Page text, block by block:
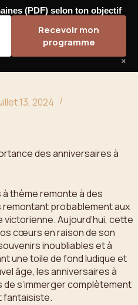
13, 2024
des anniversaires à
thème remonte à des
probablement aux
Aujourd’hui, cette
cœurs en raison de son
inoubliables et à
une toile de fond ludique et
âge, les anniversaires à
s’immerger complètement
fantaisiste.
(PDF) selon ton objectif
Recevoir mon
programme
×